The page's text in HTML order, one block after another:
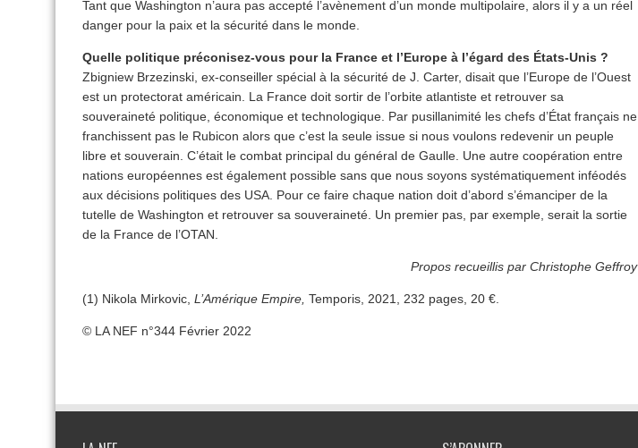
Tant que Washington n’aura pas accepté l’avènement d’un monde multipolaire, alors il y a un réel
danger pour la paix et la sécurité dans le monde.
Quelle politique préconisez-vous pour la France et l’Europe à l’égard des États-Unis ?
Zbigniew Brzezinski, ex-conseiller spécial à la sécurité de J. Carter, disait que l’Europe de l’Ouest
est un protectorat américain. La France doit sortir de l’orbite atlantiste et retrouver sa
souveraineté politique, économique et technologique. Par pusillanimité les chefs d’État français ne
franchissent pas le Rubicon alors que c’est la seule issue si nous voulons redevenir un peuple
libre et souverain. C’était le combat principal du général de Gaulle. Une autre coopération entre
nations européennes est également possible sans que nous soyons systématiquement inféodés
aux décisions politiques des USA. Pour ce faire chaque nation doit d’abord s’émanciper de la
tutelle de Washington et retrouver sa souveraineté. Un premier pas, par exemple, serait la sortie
de la France de l’OTAN.
Propos recueillis par Christophe Geffroy
(1) Nikola Mirkovic, L’Amérique Empire, Temporis, 2021, 232 pages, 20 €.
© LA NEF n°344 Février 2022